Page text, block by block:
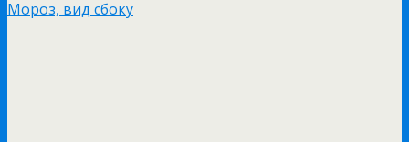
Мороз, вид сбоку